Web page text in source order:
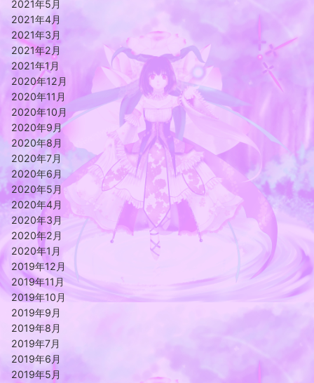
2021年5月
2021年4月
2021年3月
2021年2月
2021年1月
2020年12月
2020年11月
2020年10月
2020年9月
2020年8月
2020年7月
2020年6月
2020年5月
2020年4月
2020年3月
2020年2月
2020年1月
2019年12月
2019年11月
2019年10月
2019年9月
2019年8月
2019年7月
2019年6月
2019年5月